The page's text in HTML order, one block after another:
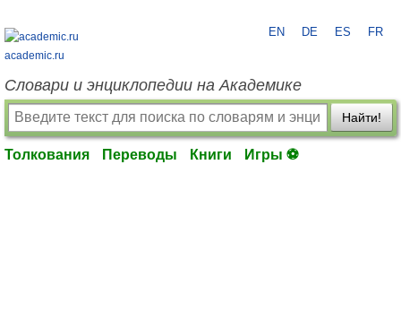
academic.ru
EN DE ES FR
Словари и энциклопедии на Академике
Найти!
Толкования Переводы Книги Игры ⚽